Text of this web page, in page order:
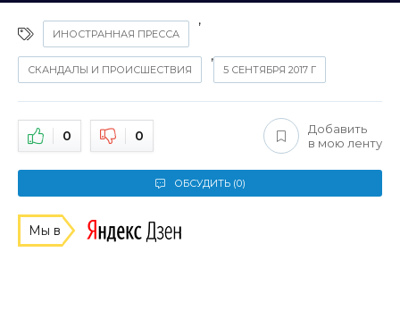
ИНОСТРАННАЯ ПРЕССА
,
СКАНДАЛЫ И ПРОИСШЕСТВИЯ
,
5 СЕНТЯБРЯ 2017 Г
0 0
Добавить
в мою ленту
ОБСУДИТЬ (0)
Мы в